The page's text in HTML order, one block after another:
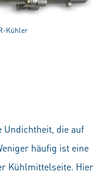
Kühler
Undichtheit, die auf
häufig ist eine
Kühlmittelseite. Hier